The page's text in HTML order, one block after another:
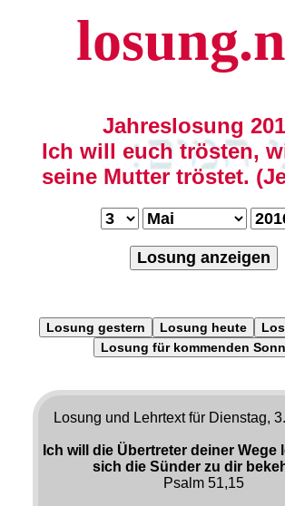
Jahreslosung
Ich will euch trösten,
seine Mutter tröstet.
Losung anzeigen
Losung gestern Losung heute
Losung für kommenden
Losung und Lehrtext für Dienstag,
Ich will die Übertreter deiner Wege
sich die Sünder zu dir
Psalm 51,15